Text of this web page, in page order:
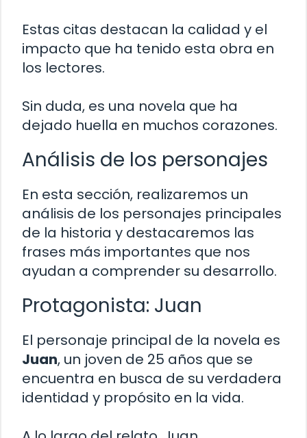
Estas citas destacan la calidad y el
impacto que ha tenido esta obra en
los lectores.
Sin duda, es una novela que ha
dejado huella en muchos corazones.
Análisis de los personajes
En esta sección, realizaremos un
análisis de los personajes principales
de la historia y destacaremos las
frases más importantes que nos
ayudan a comprender su desarrollo.
Protagonista: Juan
El personaje principal de la novela es
Juan, un joven de 25 años que se
encuentra en busca de su verdadera
identidad y propósito en la vida.